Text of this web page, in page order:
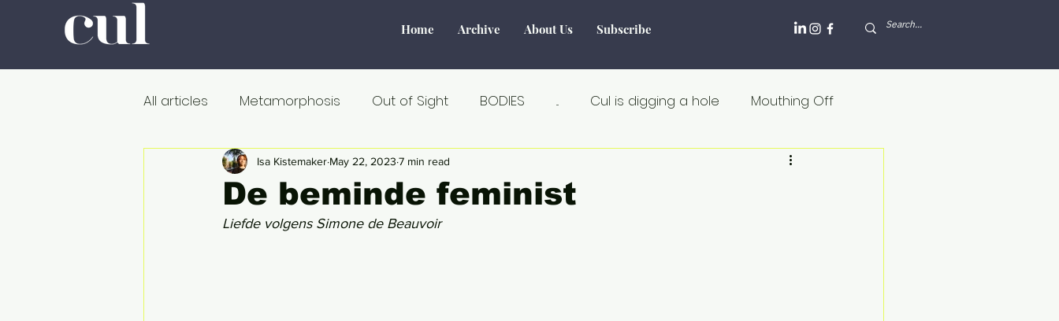
Home Archive About Us Subscribe
All articles Metamorphosis Out of Sight BODIES ... Cul is digging a hole Mouthing Off
Romanticism Tourism Water Flesh and blood
Professors at Work Politiek Verborgen verhalen
De beminde feminist
Isa Kistemaker May 22, 2023 7 min read
Liefde volgens Simone de Beauvoir